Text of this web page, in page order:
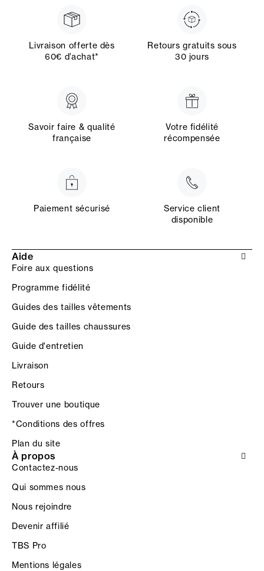
Livraison offerte dès
60€ d’achat*
Retours gratuits sous
30 jours
Savoir faire & qualité
française
Votre fidélité
récompensée
Paiement sécurisé
Service client
disponible
Aide
Foire aux questions
Programme fidélité
Guides des tailles vêtements
Guide des tailles chaussures
Guide d'entretien
Livraison
Retours
Trouver une boutique
*Conditions des offres
Plan du site
À propos
Contactez-nous
Qui sommes nous
Nous rejoindre
Devenir affilié
TBS Pro
Mentions légales